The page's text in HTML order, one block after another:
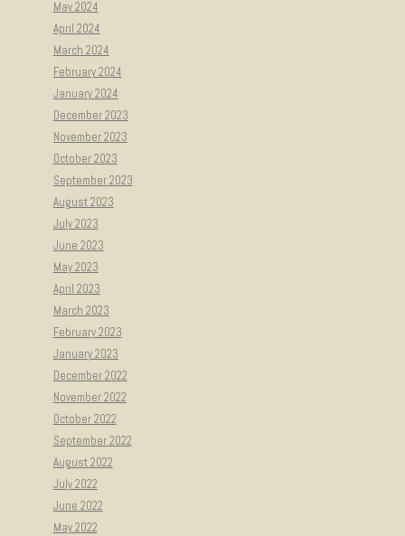
May 2024
April 2024
March 2024
February 2024
January 2024
December 2023
November 2023
October 2023
September 2023
August 2023
July 2023
June 2023
May 2023
April 2023
March 2023
February 2023
January 2023
December 2022
November 2022
October 2022
September 2022
August 2022
July 2022
June 2022
May 2022